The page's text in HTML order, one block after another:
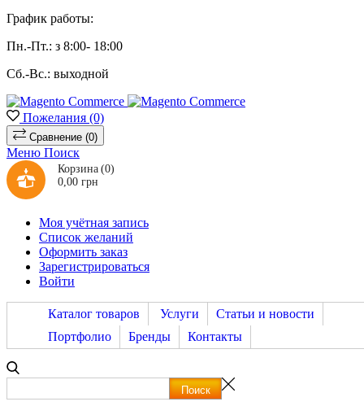
График работы:
Пн.-Пт.: з 8:00- 18:00
Сб.-Вс.: выходной
Пожелания (0)
Сравнение (0)
Меню Поиск
Корзина (0)
0,00 грн
Моя учётная запись
Список желаний
Оформить заказ
Зарегистрироваться
Войти
Каталог товаров Услуги
Статьи и новости
Портфолио
Бренды Контакты